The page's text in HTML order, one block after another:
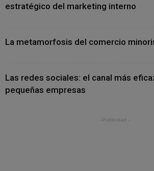
estratégico del marketing interno
La metamorfosis del comercio
Las redes sociales: el canal más
pequeñas empresas
- Publicidad -